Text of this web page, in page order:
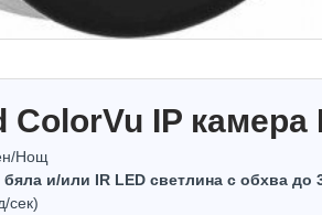
ColorVu IP
Нощ
и/или IR LED светлина с обхва до
сек)